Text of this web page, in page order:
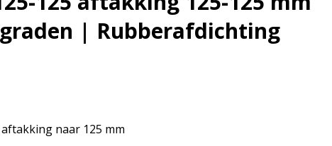
graden | Rubberafdichting
aftakking naar 125 mm